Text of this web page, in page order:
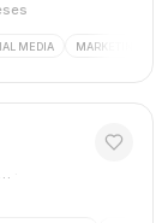
MEDIA MARKETING
SC, Brasil